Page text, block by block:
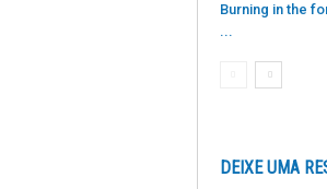
Burning in the
...
DEIXE UMA